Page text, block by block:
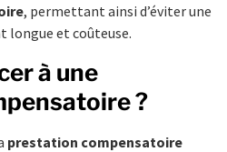
, permettant ainsi d’éviter une
longue et coûteuse.
à une
?
prestation compensatoire